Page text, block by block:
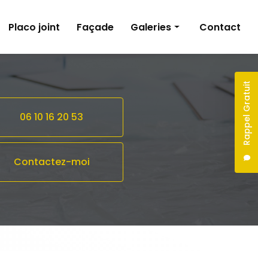
Rappel Gratuit
Placo joint Façade Galeries
Pose de revêtements sols et murs
Contact
06 10 16 20 53
Contactez-moi